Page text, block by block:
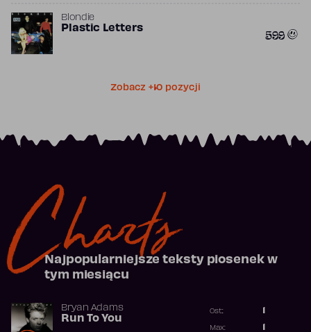
Blondie
Plastic Letters 599
Zobacz +10 pozycji
Charts
Najpopularniejsze teksty piosenek w
tym miesiącu
Bryan Adams
Run To You
Ost.:
Max: